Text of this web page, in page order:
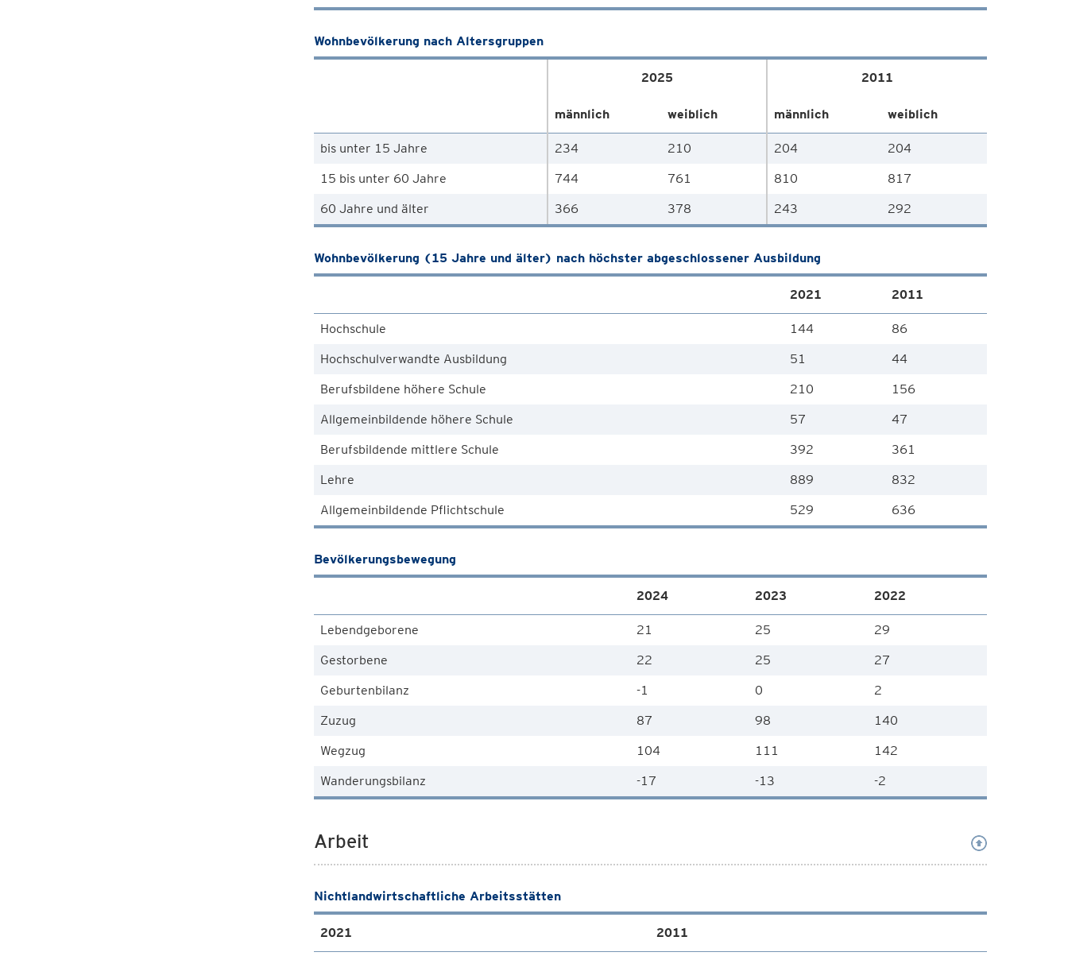
Wohnbevölkerung nach Altersgruppen
2025 2011
männlich weiblich männlich weiblich
bis unter 15 Jahre 234 210 204
204
15 bis unter 60 Jahre
744 761 810
817
60 Jahre und älter
366 378 243 292
Wohnbevölkerung (15 Jahre und älter) nach höchster abgeschlossener Ausbildung
2021 2011
Hochschule 144
86
Hochschulverwandte Ausbildung
51
44
Berufsbildene höhere Schule
210
156
Allgemeinbildende höhere Schule
57
47
Berufsbildende mittlere Schule
392
361
Lehre
889
832
Allgemeinbildende Pflichtschule
529 636
Bevölkerungsbewegung
2024 2023 2022
Lebendgeborene 21 25
29
Gestorbene
22 25
27
Geburtenbilanz
-1 0
2
Zuzug
87 98
140
Wegzug
104 111
142
Wanderungsbilanz
-17 -13 -2
Arbeit
Nichtlandwirtschaftliche Arbeitsstätten
2021 2011